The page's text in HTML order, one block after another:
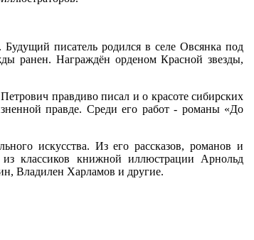
писатель родился в селе Овсянка под
ранен. Награждён орденом Красной звезды,
правдиво писал и о красоте сибирских
правде. Среди его работ - романы «До
искусства. Из его рассказов, романов и
классиков книжной иллюстрации Арнольд
Владилен Харламов и другие.